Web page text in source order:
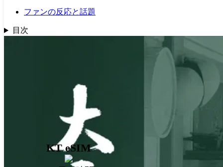
KT eSIM
ファンの反応と話題
目次